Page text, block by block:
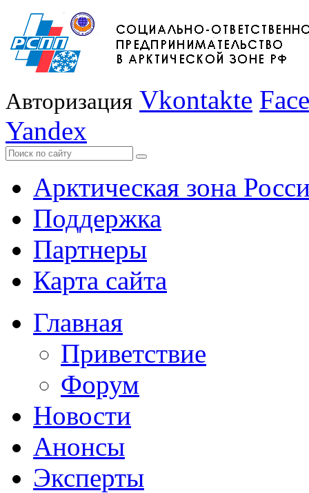
Авторизация Vkontakte
Yandex
Арктическая зона
Поддержка
Партнеры
Карта сайта
Главная
Приветствие
Форум
Новости
Анонсы
Эксперты